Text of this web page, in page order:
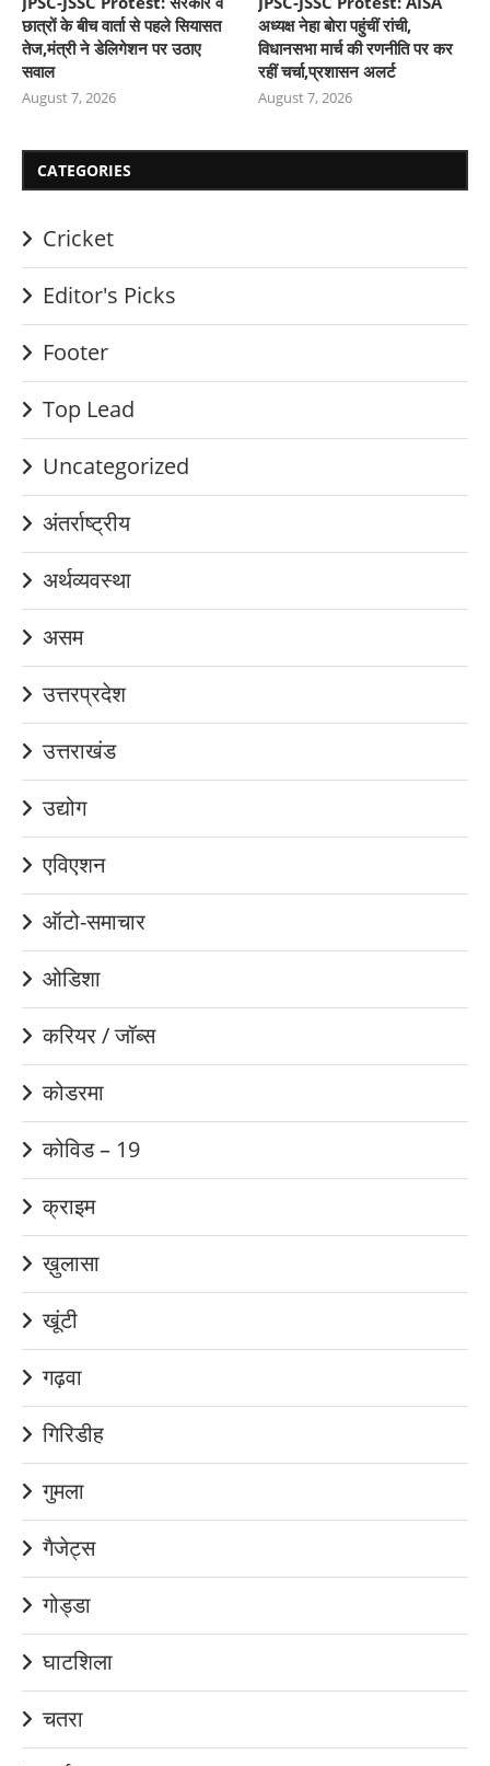
छात्रों के बीच वार्ता से पहले सियासत
तेज,मंत्री ने डेलिगेशन पर उठाए
सवाल
August 7, 2026
अध्यक्ष नेहा बोरा पहुंचीं रांची,
विधानसभा मार्च की रणनीति पर कर
रहीं चर्चा,प्रशासन अलर्ट
August 7, 2026
CATEGORIES
Cricket
Editor's Picks
Footer
Top Lead
Uncategorized
अंतर्राष्ट्रीय
अर्थव्यवस्था
असम
उत्तरप्रदेश
उत्तराखंड
उद्योग
एविएशन
ऑटो-समाचार
ओडिशा
करियर / जॉब्स
कोडरमा
कोविड – 19
क्राइम
ख़ुलासा
खूंटी
गढ़वा
गिरिडीह
गुमला
गैजेट्स
गोड्डा
घाटशिला
चतरा